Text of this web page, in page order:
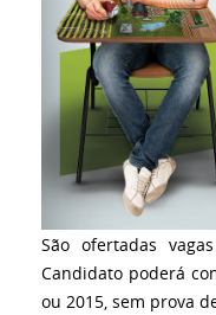
São ofertadas
Candidato poderá
ou 2015, sem prova